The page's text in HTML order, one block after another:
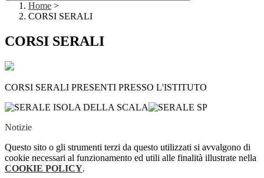
Home >
CORSI SERALI
CORSI SERALI
CORSI SERALI PRESENTI PRESSO L'ISTITUTO
Notizie
Questo sito o gli strumenti terzi da questo utilizzati si avvalgono di
cookie necessari al funzionamento ed utili alle finalità illustrate nella
COOKIE POLICY.